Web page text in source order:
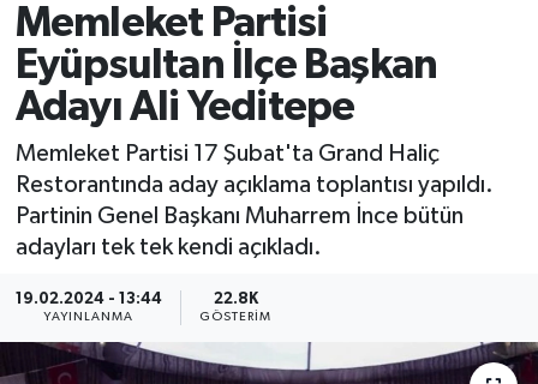
Memleket Partisi
Eyüpsultan İlçe Başkan
Adayı Ali Yeditepe
Memleket Partisi 17 Şubat'ta Grand Haliç
Restorantında aday açıklama toplantısı yapıldı.
Partinin Genel Başkanı Muharrem İnce bütün
adayları tek tek kendi açıkladı.
19.02.2024 - 13:44
YAYINLANMA
22.8K
GÖSTERIM
EĞİTİM
EKONOMİ
GÖKTÜRK
GÜNDEM
Son Dakika Haberleri
Haber Arşivi